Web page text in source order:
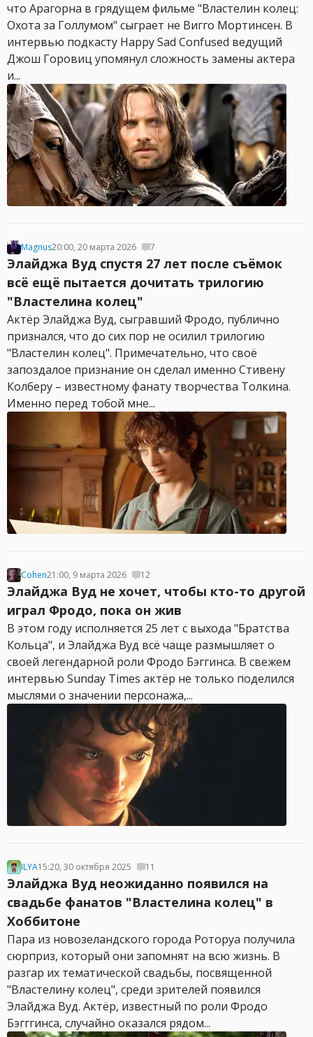
что Арагорна в грядущем фильме "Властелин колец:
Охота за Голлумом" сыграет не Вигго Мортинсен. В
интервью подкасту Happy Sad Confused ведущий
Джош Горовиц упомянул сложность замены актера
и...
Magnus20:00, 20 марта 2026 7
Элайджа Вуд спустя 27 лет после съёмок
всё ещё пытается дочитать трилогию
"Властелина колец"
Актёр Элайджа Вуд, сыгравший Фродо, публично
признался, что до сих пор не осилил трилогию
"Властелин колец". Примечательно, что своё
запоздалое признание он сделал именно Стивену
Колберу – известному фанату творчества Толкина.
Именно перед тобой мне...
Cohen21:00, 9 марта 2026 12
Элайджа Вуд не хочет, чтобы кто-то другой
играл Фродо, пока он жив
В этом году исполняется 25 лет с выхода "Братства
Кольца", и Элайджа Вуд всё чаще размышляет о
своей легендарной роли Фродо Бэггинса. В свежем
интервью Sunday Times актёр не только поделился
мыслями о значении персонажа,...
ILYA15:20, 30 октября 2025 11
Элайджа Вуд неожиданно появился на
свадьбе фанатов "Властелина колец" в
Хоббитоне
Пара из новозеландского города Роторуа получила
сюрприз, который они запомнят на всю жизнь. В
разгар их тематической свадьбы, посвященной
"Властелину колец", среди зрителей появился
Элайджа Вуд. Актёр, известный по роли Фродо
Бэгггинса, случайно оказался рядом...